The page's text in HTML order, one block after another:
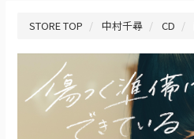
STORE TOP 中村千尋 CD